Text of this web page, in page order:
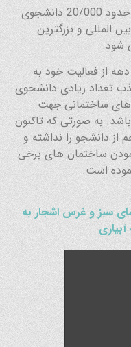
دانشگاه ادیان و مذاهب با دارا بودن حدود 20/000 دانشجوی
المللی و بزرگترین
شود.
از فعالیت خود به
تعداد زیادی دانشجوی
ساختمانی جهت
به صورتی که تاکنون
دانشجو را نداشته و
ساختمان های برخی
است.
سبز و غرس اشجار به